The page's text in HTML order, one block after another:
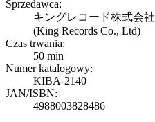
Sprzedawca:
キングレコード株式会社
(King Records Co., Ltd)
Czas trwania:
50 min
Numer katalogowy:
KIBA-2140
JAN/ISBN:
4988003828486